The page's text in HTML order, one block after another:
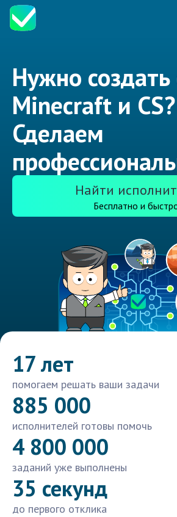
Нужно создать
Minecraft и CS?
Сделаем
Найти
Бесплатно и
17 лет
помогаем решать ваши задачи
885 000
исполнителей готовы помочь
4 800 000
заданий уже выполнены
35 секунд
до первого отклика